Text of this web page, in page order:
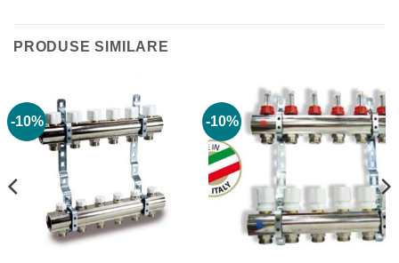
PRODUSE SIMILARE
-10% -10%